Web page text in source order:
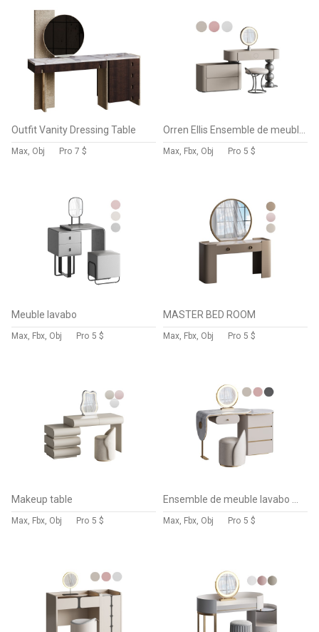
Outfit Vanity Dressing Table
Max, Obj Pro 7 $ Max, Fbx, Obj Pro 5 $
Meuble lavabo
Max, Fbx, Obj Pro 5 $
MASTER BED ROOM
Max, Fbx, Obj Pro 5 $
Makeup table
Max, Fbx, Obj Pro 5 $ Max, Fbx, Obj Pro 5 $